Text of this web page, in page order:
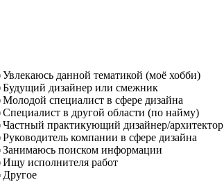
Увлекаюсь данной тематикой (моё хобби)
Будущий дизайнер или смежник
Молодой специалист в сфере дизайна
Специалист в другой области (по найму)
Частный практикующий дизайнер/архитектор
Руководитель компании в сфере дизайна
Занимаюсь поиском информации
Ищу исполнителя работ
Другое